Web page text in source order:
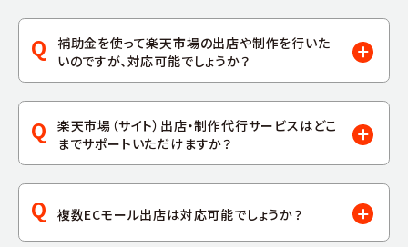
Q
補助金を使って楽天市場の出店や制作を行いた
いのですが、対応可能でしょうか？
Q
楽天市場（サイト）出店・制作代行サービスはどこ
までサポートいただけますか？
Q 複数ECモール出店は対応可能でしょうか？